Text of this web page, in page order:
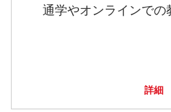
通学やオンラインで
詳細